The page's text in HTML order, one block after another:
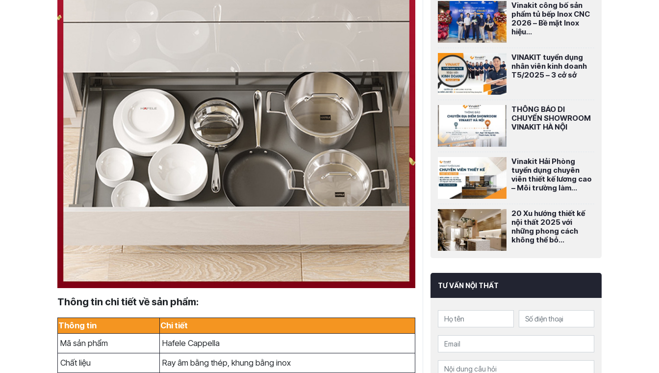
Thông tin chi tiết về sản phẩm:
Thông tin
Chi tiết
Mã sản phẩm
Hafele Cappella
Chất liệu
Ray âm bằng thép, khung bằng inox
Vinakit công bố sản
phẩm tủ bếp Inox CNC
2026 – Bề mặt Inox
hiệu...
VINAKIT tuyển dụng
nhân viên kinh doanh
T5/2025 – 3 cở sở
THÔNG BÁO DI
CHUYỂN SHOWROOM
VINAKIT HÀ NỘI
Vinakit Hải Phòng
tuyển dụng chuyên
viên thiết kế lương cao
– Môi trường làm...
20 Xu hướng thiết kế
nội thất 2025 với
những phong cách
không thể bỏ...
TƯ VẤN NỘI THẤT